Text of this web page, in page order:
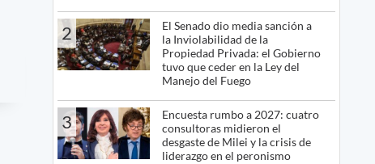
2
El Senado dio media sanción a
la Inviolabilidad de la
Propiedad Privada: el Gobierno
tuvo que ceder en la Ley del
Manejo del Fuego
3
Encuesta rumbo a 2027: cuatro
consultoras midieron el
desgaste de Milei y la crisis de
liderazgo en el peronismo